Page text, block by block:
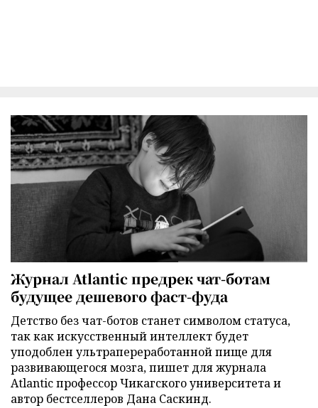
Журнал Atlantic предрек чат-ботам
будущее дешевого фаст-фуда
Детство без чат-ботов станет символом статуса,
так как искусственный интеллект будет
уподоблен ультрапереработанной пище для
развивающегося мозга, пишет для журнала
Atlantic профессор Чикагского университета и
автор бестселлеров Дана Саскинд.